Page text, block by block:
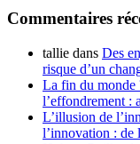
Commentaires
tallie dans Des
risque d’un
La fin du monde
l’effondrement :
L’illusion de
l’innovation : de